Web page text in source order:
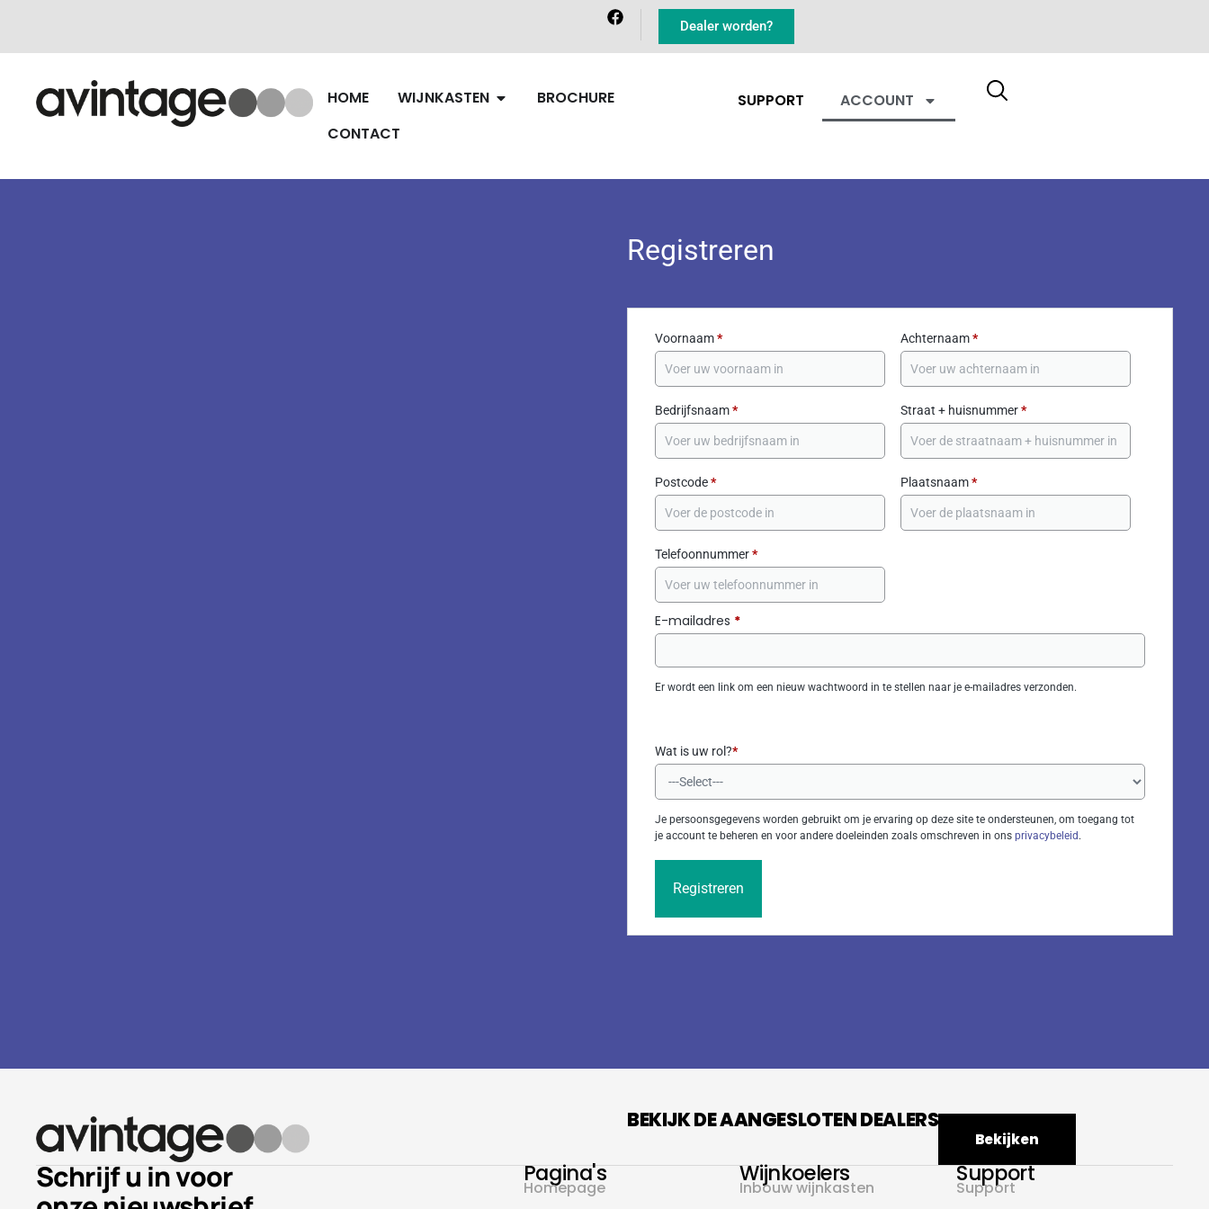
Dealer worden?
HOME WIJNKASTEN
BROCHURE
CONTACT
SUPPORT ACCOUNT
Registreren
Voornaam* Achternaam*
Bedrijfsnaam* Straat + huisnummer*
Postcode* Plaatsnaam*
Telefoonnummer*
E-mailadres *
Er wordt een link om een nieuw wachtwoord in te stellen naar je e-mailadres verzonden.
Wat is uw rol?*
Je persoonsgegevens worden gebruikt om je ervaring op deze site te ondersteunen, om toegang tot
je account te beheren en voor andere doeleinden zoals omschreven in onsprivacybeleid .
Registreren
BEKIJK DE AANGESLOTEN DEALERS
Bekijken
Schrijf u in voor
Pagina's
Homepage
Wijnkoelers
Inbouw wijnkasten
Support
Support